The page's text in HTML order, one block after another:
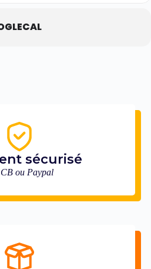
sécurisé
ou Paypal